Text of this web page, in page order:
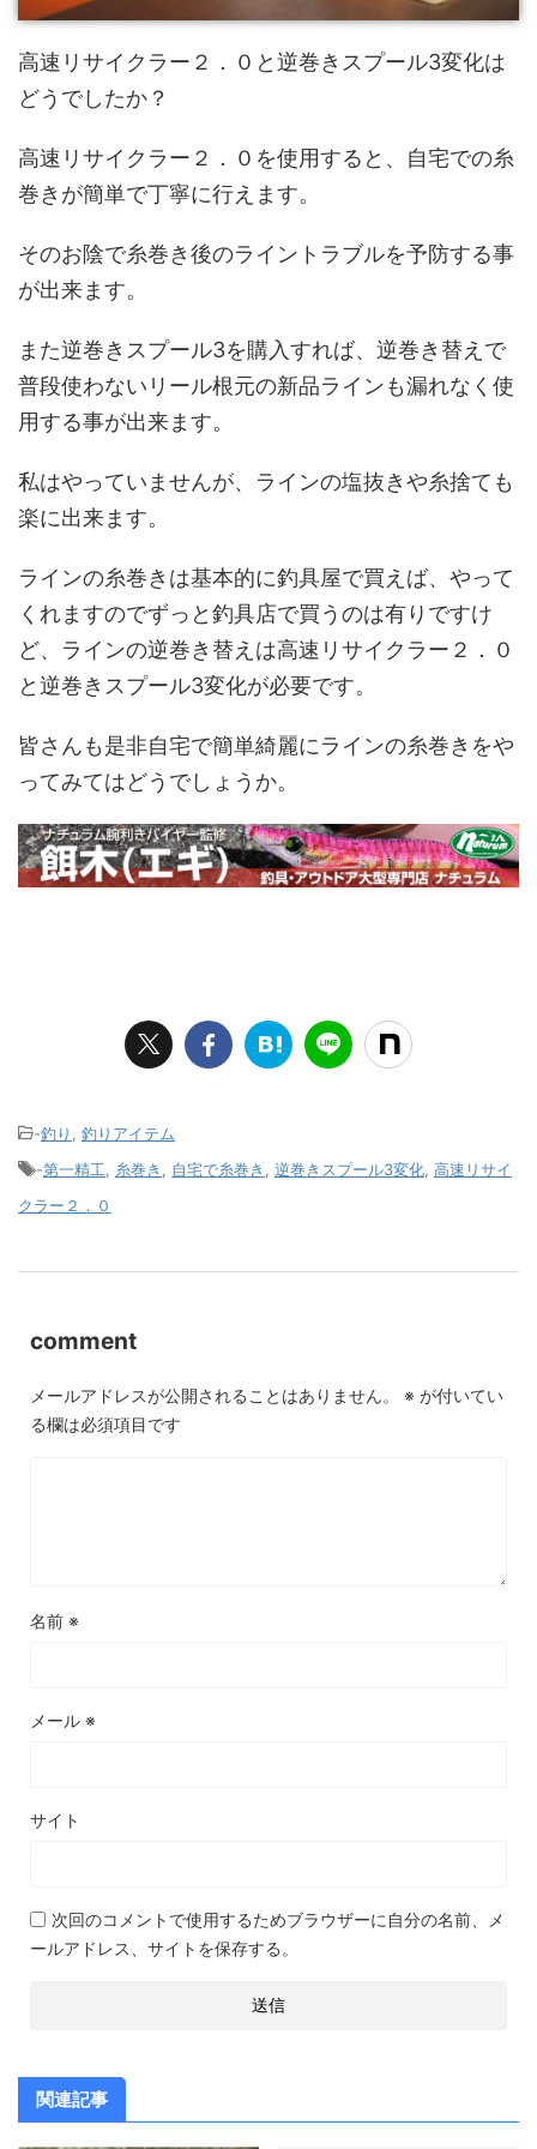
高速リサイクラー２．０と逆巻きスプール3変化は
どうでしたか？
高速リサイクラー２．０を使用すると、自宅での糸
巻きが簡単で丁寧に行えます。
そのお陰で糸巻き後のライントラブルを予防する事
が出来ます。
また逆巻きスプール3を購入すれば、逆巻き替えで
普段使わないリール根元の新品ラインも漏れなく使
用する事が出来ます。
私はやっていませんが、ラインの塩抜きや糸捨ても
楽に出来ます。
ラインの糸巻きは基本的に釣具屋で買えば、やって
くれますのでずっと釣具店で買うのは有りですけ
ど、ラインの逆巻き替えは高速リサイクラー２．０
と逆巻きスプール3変化が必要です。
皆さんも是非自宅で簡単綺麗にラインの糸巻きをや
ってみてはどうでしょうか。
-釣り , 釣りアイテム
-第一精工, 糸巻き , 自宅で糸巻き , 逆巻きスプール3変化, 高速リサイ
クラー２．０
comment
メールアドレスが公開されることはありません。 ※ が付いてい
る欄は必須項目です
名前 ※
メール ※
サイト
次回のコメントで使用するためブラウザーに自分の名前、メ
ールアドレス、サイトを保存する。
関連記事